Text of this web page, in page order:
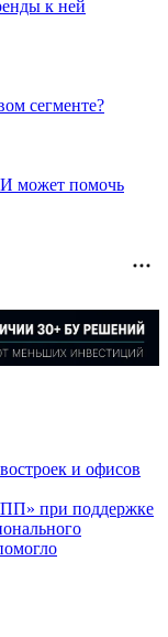
к ней
сегменте?
может помочь
и офисов
при поддержке